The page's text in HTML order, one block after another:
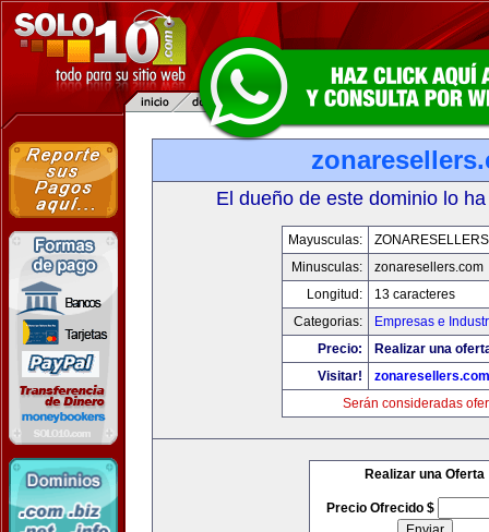
El dueño de este dominio lo
Mayusculas:
Minusculas:
zonaresellers.com
Longitud:
13 caracteres
Categorias:
Empresas e
Precio:
Realizar una
Visitar!
zonaresellers.com
Serán consideradas
Realizar una Oferta
Precio Ofrecido $